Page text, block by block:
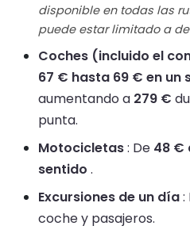
disponible en todas las
puede estar limitado a
Coches (incluido el
67 € hasta 69 € en un
aumentando a 279 €
punta.
Motocicletas: De 48 €
sentido .
Excursiones de un día:
coche y pasajeros.